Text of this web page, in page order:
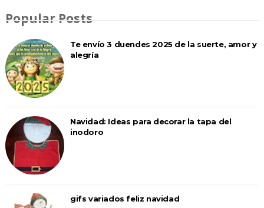
Popular Posts
Te envío 3 duendes 2025 de la suerte, amor y
alegría
Navidad: Ideas para decorar la tapa del
inodoro
gifs variados feliz navidad